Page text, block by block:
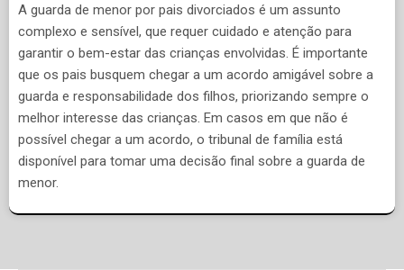
A guarda de menor por pais divorciados é um assunto
complexo e sensível, que requer cuidado e atenção para
garantir o bem-estar das crianças envolvidas. É importante
que os pais busquem chegar a um acordo amigável sobre a
guarda e responsabilidade dos filhos, priorizando sempre o
melhor interesse das crianças. Em casos em que não é
possível chegar a um acordo, o tribunal de família está
disponível para tomar uma decisão final sobre a guarda de
menor.